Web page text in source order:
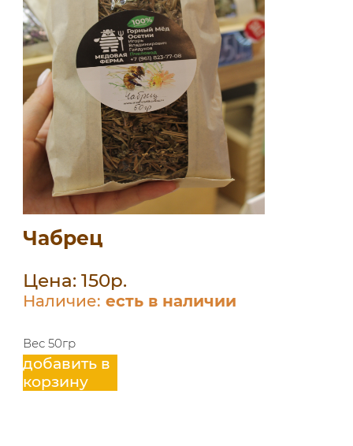
Чабрец
Цена: 150р.
Наличие: есть в наличии
Вес 50гр
добавить в
корзину